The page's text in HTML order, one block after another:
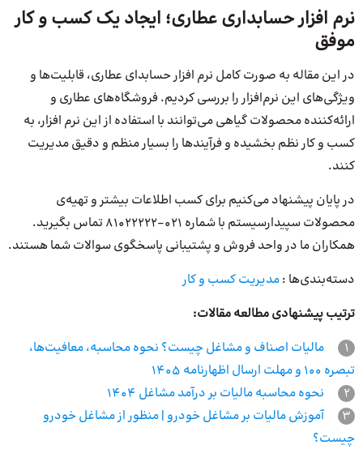
نرم افزار حسابداری عطاری؛ ایجاد یک کسب و کار
موفق
در این مقاله به صورت کامل نرم افزار حسابدای عطاری، قابلیت‌ها و
ویژگی‌های این نرم‌افزار را بررسی کردیم. فروشگاه‌های عطاری و
ارائه‌کننده محصولات گیاهی می‌توانند با استفاده از این نرم افزار، به
کسب و کار نظم بخشیده و فرآیندها را بسیار منظم و دقیق مدیریت
کنند.
در پایان پیشنهاد می‌کنیم برای کسب اطلاعات بیشتر و تهیه‌ی
محصولات سپیدارسیستم با شماره ۰۲۱-۸۱۰۲۲۲۲۲ تماس بگیرید.
همکاران ما در واحد فروش و پشتیبانی پاسخگوی سوالات شما هستند.
دسته‌بندی‌ها :مدیریت کسب و کار
ترتیب پیشنهادی مطالعه مقالات:
1
مالیات اصناف و مشاغل چیست؟ نحوه محاسبه، معافیت‌ها،
تبصره 100 و مهلت ارسال اظهارنامه 1405
2
نحوه محاسبه مالیات بر درآمد مشاغل 1404
3
آموزش مالیات بر مشاغل خودرو | منظور از مشاغل خودرو
چیست؟